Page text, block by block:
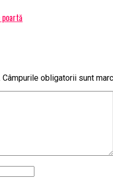
poartă
Câmpurile obligatorii sunt